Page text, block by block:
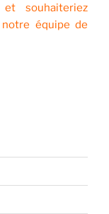
souhaiteriez
équipe de